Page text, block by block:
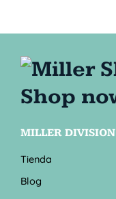
MILLER DIVISION
Tienda
Blog